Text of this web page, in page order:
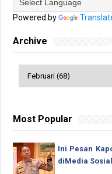
Powered by
Archive
Most Popular
Ini Pesan
diMedia Sosial